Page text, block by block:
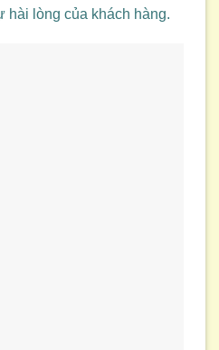
hài lòng của khách hàng.